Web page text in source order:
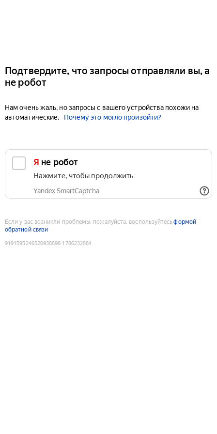
Подтвердите, что запросы отправляли вы, а
не робот
Нам очень жаль, но запросы с вашего устройства похожи на
автоматические.
Почему это могло произойти?
Я не робот
Нажмите, чтобы продолжить
Yandex SmartCaptcha
Если у вас возникли проблемы, пожалуйста, воспользуйтесьформой
обратной связи
9191595246520938898:1786232884